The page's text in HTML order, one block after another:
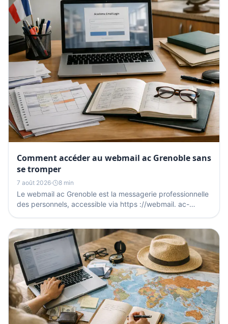
Comment accéder au webmail ac Grenoble sans
se tromper
7 août 2026· 8 min
Le webmail ac Grenoble est la messagerie professionnelle
des personnels, accessible via https ://webmail. ac-